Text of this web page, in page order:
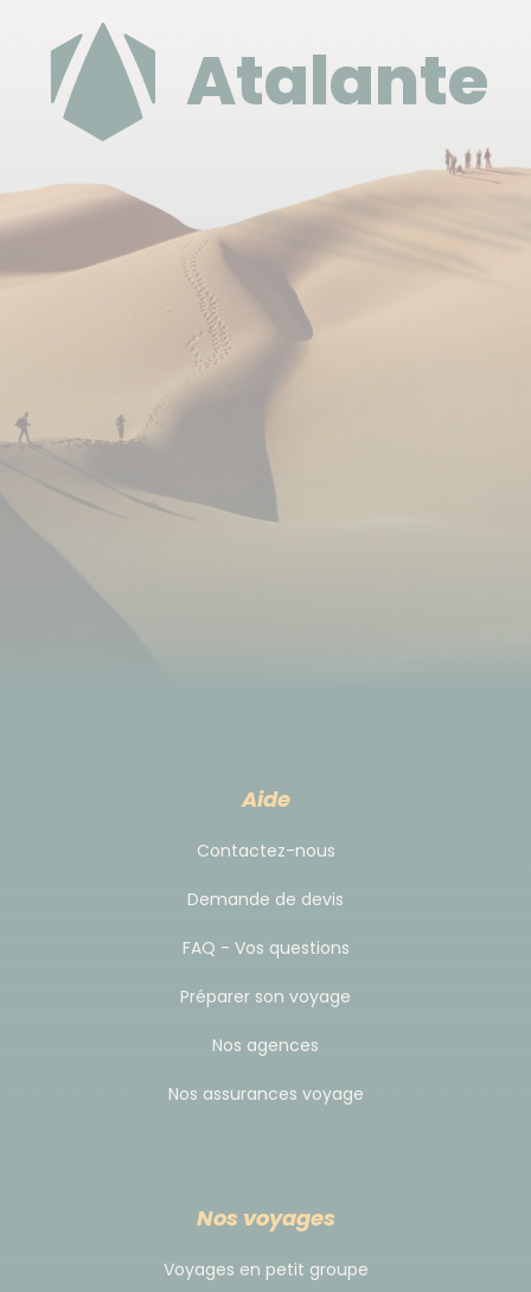
Au Costa Rica, la monnaie nationale est le Colon
(CRC). 1€ = env. 600 colones. Soit 3500 Colones =
env. 5.80€.
(pour consulter le taux du
moment :
Pour vos achats courants (ex : boissons, souvenirs,
etc.), nous vous recommandons de payer en
Colones. Vous pourrez vous procurer des Colones
sur place à votre arrivée à l'aéroport, auprès des
bureaux de changes ou dans des distributeurs
trouverez dans les principales villes du Pays.
Pour les repas, prévoir entre 10 et 20 €.
Il s'agit d'une pratique usuelle et non obligatoire.
entre 45 et 90 dollars pour un voyage de 15 jours et
locale en fin de séjour.
indiqués n'incluent ni les taxes (13%) ni le service
Atalante
Aide
Contactez-nous
Demande de devis
FAQ - Vos questions
Préparer son voyage
Nos agences
Nos assurances voyage
Nos voyages
Voyages en petit groupe